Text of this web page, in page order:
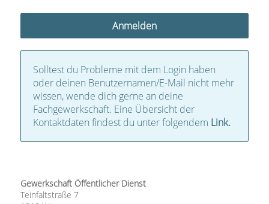
Solltest du Probleme mit dem Login haben
oder deinen Benutzernamen/E-Mail nicht mehr
wissen, wende dich gerne an deine
Fachgewerkschaft. Eine Übersicht der
Kontaktdaten findest du unter folgendem Link.
Gewerkschaft Öffentlicher Dienst
Teinfaltstraße 7